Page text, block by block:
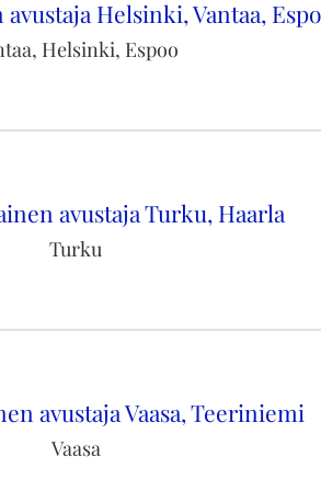
Helsinki, Vantaa,
Helsinki, Espoo
avustaja Turku, Haarla
Turku
avustaja Vaasa, Teeriniemi
Vaasa